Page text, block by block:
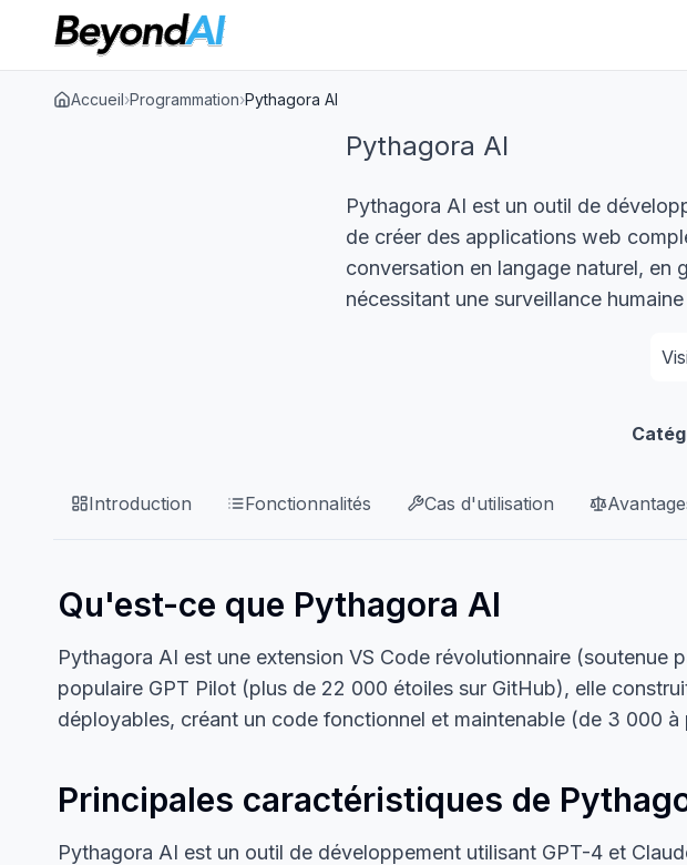
Accueil›Programmation›Pythagora AI
Pythagora AI
Pythagora AI est un outil de
de créer des applications web
conversation en langage naturel,
nécessitant une surveillance humaine
Introduction Fonctionnalités Cas d'utilisation
Qu'est-ce que Pythagora AI
Pythagora AI est une extension VS Code révolutionnaire
populaire GPT Pilot (plus de 22 000 étoiles sur GitHub), elle
déployables, créant un code fonctionnel et maintenable (de 3 000 à
Principales caractéristiques de
Pythagora AI est un outil de développement utilisant GPT-4 et